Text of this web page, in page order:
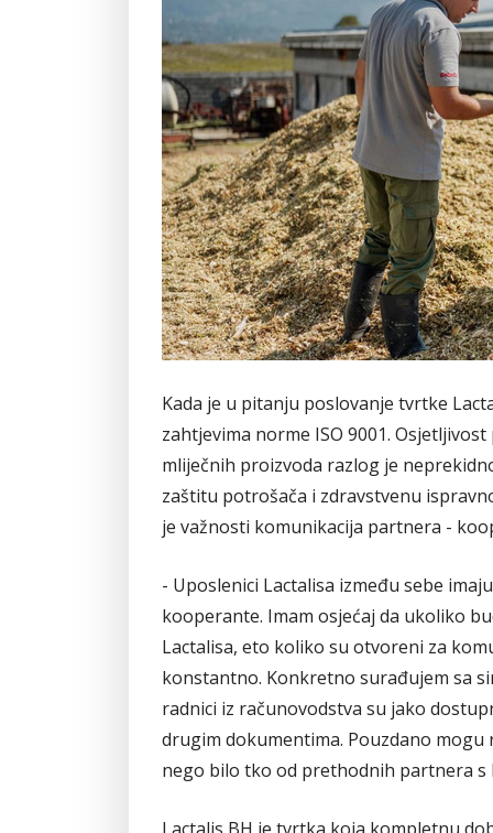
Kada je u pitanju poslovanje tvrtke
zahtjevima norme ISO 9001.
mliječnih proizvoda razlog je
zaštitu potrošača i zdravstvenu
je važnosti komunikacija partnera -
- Uposlenici Lactalisa između sebe
kooperante. Imam osjećaj da ukoliko
Lactalisa, eto koliko su otvoreni za
konstantno. Konkretno surađujem sa
radnici iz računovodstva su jako
drugim dokumentima. Pouzdano mogu
nego bilo tko od prethodnih partnera s